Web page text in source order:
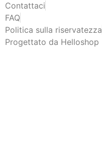
Contattaci
FAQ
Politica sulla riservatezza
Progettato da Helloshop